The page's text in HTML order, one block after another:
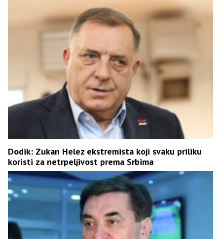
Dodik: Zukan Helez ekstremista koji svaku priliku
koristi za netrpeljivost prema Srbima